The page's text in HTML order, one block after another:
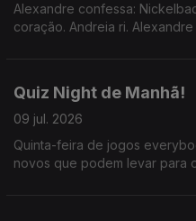
Alexandre confessa:
coração. Andreia ri.
Quiz Night de Manhã!
09 jul. 2026
Quinta-feira de jogos
novos que podem levar para